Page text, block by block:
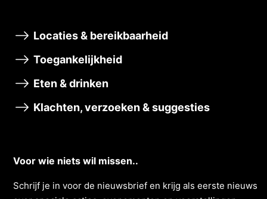
Locaties & bereikbaarheid
Toegankelijkheid
Eten & drinken
Klachten, verzoeken & suggesties
Voor wie niets wil missen..
Schrĳf je in voor de nieuwsbrief en krĳg als eerste nieuws